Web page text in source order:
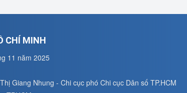
CHÍ MINH
11 năm 2025
Giang Nhung - Chi cục phó Chi cục Dân số TP.HCM